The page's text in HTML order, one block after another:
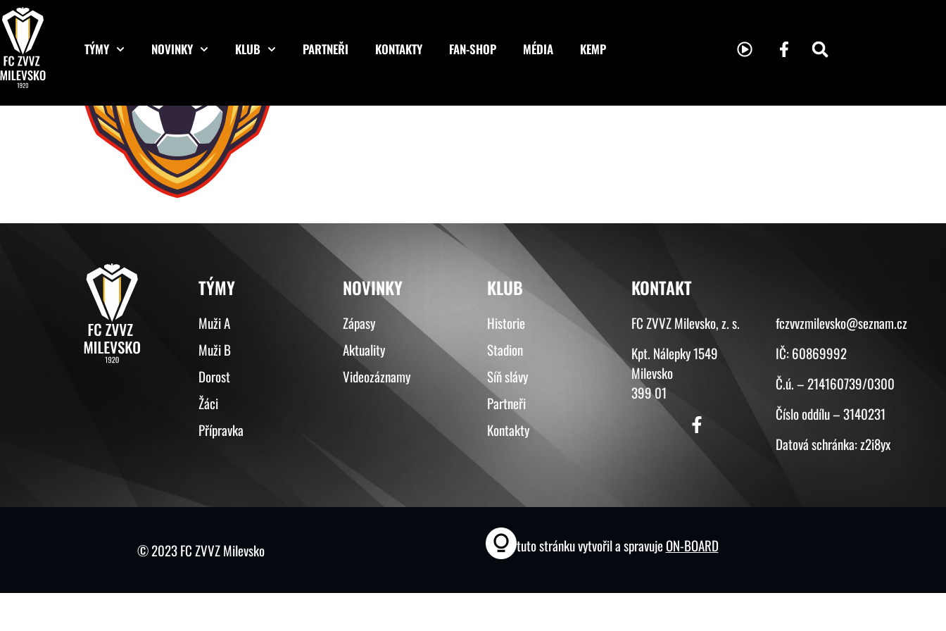
TÝMY NOVINKY KLUB PARTNEŘI KONTAKTY FAN-SHOP MÉDIA KEMP
TÝMY
Muži A
Muži B
Dorost
Žáci
Přípravka
NOVINKY
Zápasy
Aktuality
Videozáznamy
KLUB
Historie
Stadion
Síň slávy
Partneři
Kontakty
KONTAKT
FC ZVVZ Milevsko, z. s.
Kpt. Nálepky 1549
Milevsko
399 01
fczvvzmilevsko@seznam.cz
IČ: 60869992
Č.ú. – 214160739/0300
Číslo oddílu – 3140231
Datová schránka: z2i8yx
© 2023 FC ZVVZ Milevsko tuto stránku vytvořil a spravujeON-BOARD